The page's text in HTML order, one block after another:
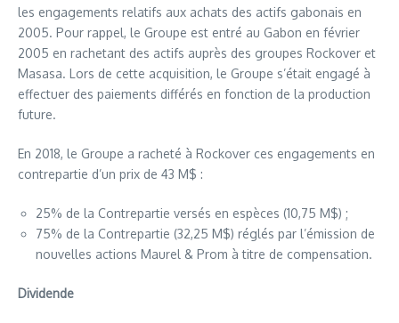
les engagements relatifs aux achats des actifs gabonais en
2005. Pour rappel, le Groupe est entré au Gabon en février
2005 en rachetant des actifs auprès des groupes Rockover et
Masasa. Lors de cette acquisition, le Groupe s’était engagé à
effectuer des paiements différés en fonction de la production
future.
En 2018, le Groupe a racheté à Rockover ces engagements en
contrepartie d’un prix de 43 M$ :
25% de la Contrepartie versés en espèces (10,75 M$) ;
75% de la Contrepartie (32,25 M$) réglés par l’émission de
nouvelles actions Maurel & Prom à titre de compensation.
Dividende